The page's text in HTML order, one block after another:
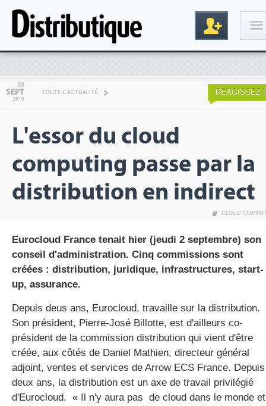
Inscription
gratuite
03
SEPT
2010
TOUTE L'ACTUALITÉ RÉAGISSEZ !
L'essor du cloud
computing passe par la
distribution en indirect
CLOUD
Eurocloud France tenait hier (jeudi 2 septembre) son
conseil d'administration. Cinq commissions sont
créées : distribution, juridique, infrastructures, start-
up, assurance.
Depuis deus ans, Eurocloud, travaille sur la distribution.
Son président, Pierre-José Billotte, est d'ailleurs co-
président de la commission distribution qui vient d'être
créée, aux côtés de Daniel Mathien, directeur général
adjoint, ventes et services de Arrow ECS France. Depuis
deux ans, la distribution est un axe de travail privilégié
d'Eurocloud. « Il n'y aura pas de cloud dans le monde et